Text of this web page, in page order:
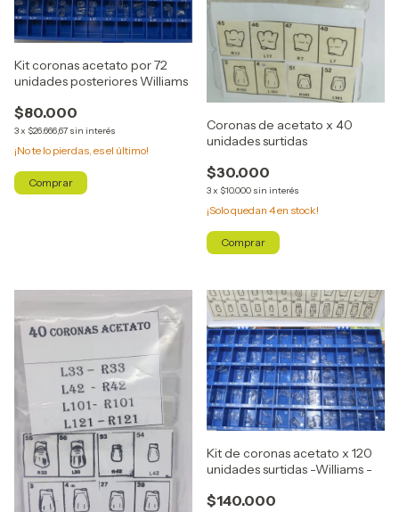
Kit coronas acetato por 72
unidades posteriores Williams
$80.000
3x $26.666,67 sin interés
¡No te lo pierdas, es el último!
Coronas de acetato x 40
unidades surtidas
$30.000
3x $10.000 sin interés
¡Solo quedan 4en stock!
Kit de coronas acetato x 120
unidades surtidas -Williams -
$140.000